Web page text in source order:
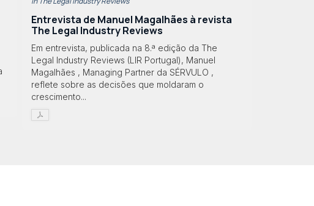
Entrevista de Manuel Magalhães à revista
The Legal Industry Reviews
Em entrevista, publicada na 8.ª edição da The
Legal Industry Reviews (LIR Portugal), Manuel
Magalhães , Managing Partner da SÉRVULO ,
reflete sobre as decisões que moldaram o
crescimento...